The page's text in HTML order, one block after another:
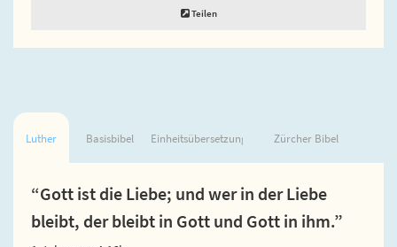
Teilen
Luther Basisbibel Einheitsübersetzung Zürcher Bibel
“Gott ist die Liebe; und wer in der Liebe
bleibt, der bleibt in Gott und Gott in ihm.”